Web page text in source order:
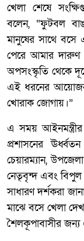
খেলা শেষে
বলেন, “ফুটবল
মানুষের সাথে বসে
পেরে আমার দারুণ
অপসংস্কৃতি থেকে
এই ধরনের আয়োজন
খোরাক জোগায়।”
এ সময়
প্রশাসনের
চেয়ারম্যান,
নেতৃবৃন্দ এবং বিপুল
সাধারণ দর্শকরা
মাঝে বসে খেলা
শৈলকূপাবাসীর জন্য